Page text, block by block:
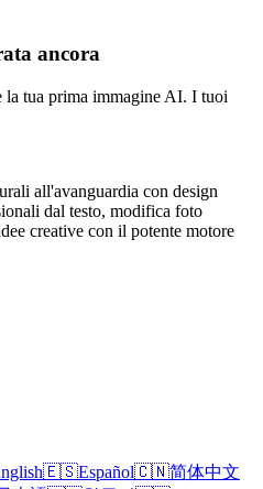
ancora
la tua prima immagine AI. I tuoi
all'avanguardia con design
dal testo, modifica foto
creative con il potente motore
🇪🇸Español🇨🇳简体中文